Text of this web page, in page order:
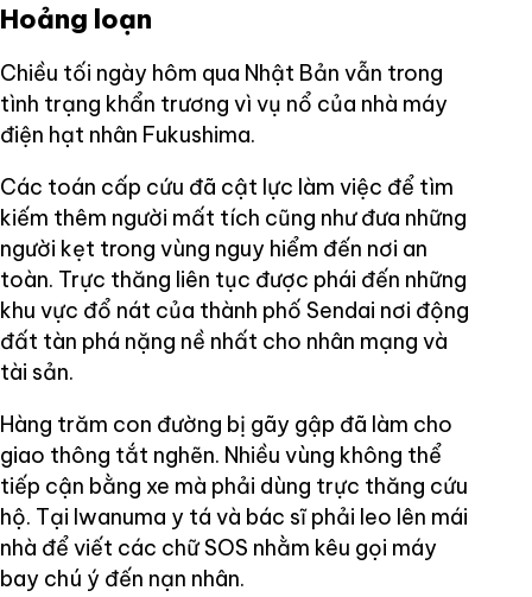
Hoảng loạn
Chiều tối ngày hôm qua Nhật Bản vẫn trong
tình trạng khẩn trương vì vụ nổ của nhà máy
điện hạt nhân Fukushima.
Các toán cấp cứu đã cật lực làm việc để tìm
kiếm thêm người mất tích cũng như đưa những
người kẹt trong vùng nguy hiểm đến nơi an
toàn. Trực thăng liên tục được phái đến những
khu vực đổ nát của thành phố Sendai nơi động
đất tàn phá nặng nề nhất cho nhân mạng và
tài sản.
Hàng trăm con đường bị gãy gập đã làm cho
giao thông tắt nghẽn. Nhiều vùng không thể
tiếp cận bằng xe mà phải dùng trực thăng cứu
hộ. Tại Iwanuma y tá và bác sĩ phải leo lên mái
nhà để viết các chữ SOS nhằm kêu gọi máy
bay chú ý đến nạn nhân.